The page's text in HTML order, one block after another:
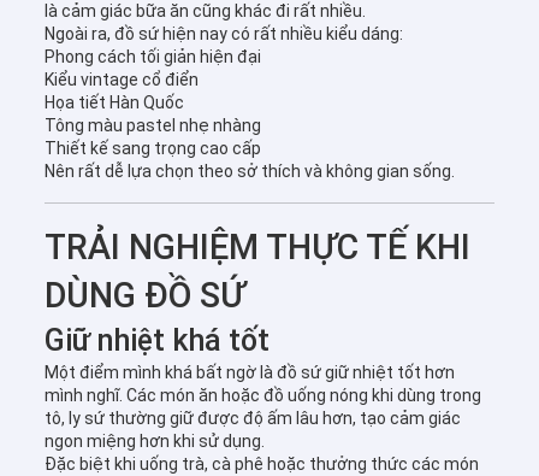
là cảm giác bữa ăn cũng khác đi rất nhiều.
Ngoài ra, đồ sứ hiện nay có rất nhiều kiểu dáng:
Phong cách tối giản hiện đại
Kiểu vintage cổ điển
Họa tiết Hàn Quốc
Tông màu pastel nhẹ nhàng
Thiết kế sang trọng cao cấp
Nên rất dễ lựa chọn theo sở thích và không gian sống.
TRẢI NGHIỆM THỰC TẾ KHI
DÙNG ĐỒ SỨ
Giữ nhiệt khá tốt
Một điểm mình khá bất ngờ là đồ sứ giữ nhiệt tốt hơn
mình nghĩ. Các món ăn hoặc đồ uống nóng khi dùng trong
tô, ly sứ thường giữ được độ ấm lâu hơn, tạo cảm giác
ngon miệng hơn khi sử dụng.
Đặc biệt khi uống trà, cà phê hoặc thưởng thức các món